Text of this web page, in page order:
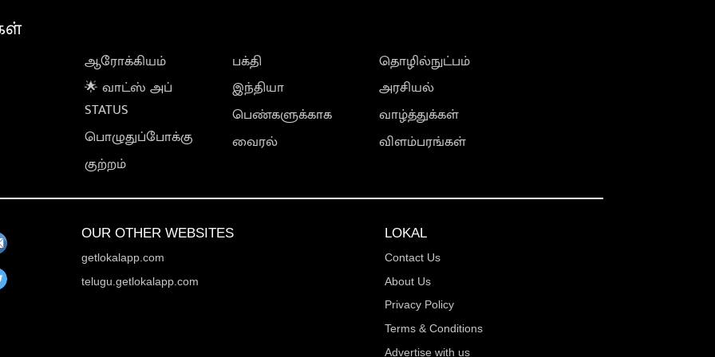
ஆரோக்கியம்
🌟 வாட்ஸ் அப்
STATUS
பொழுதுப்போக்கு
குற்றம்
பக்தி
இந்தியா
பெண்களுக்காக
வைரல்
தொழில்நுட்பம்
அரசியல்
வாழ்த்துக்கள்
விளம்பரங்கள்
OUR OTHER WEBSITES
getlokalapp.com
telugu.getlokalapp.com
LOKAL
Contact Us
About Us
Privacy Policy
Terms & Conditions
Advertise with us